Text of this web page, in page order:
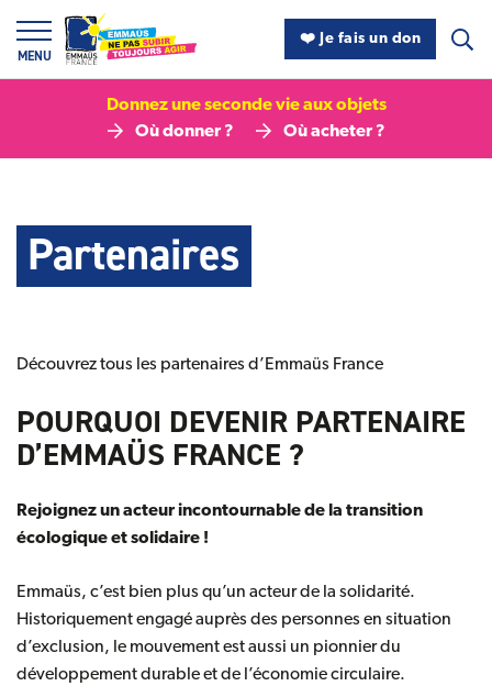
MENU
❤️ Je fais un don
Donnez une seconde vie aux objets
Où donner ?
Où acheter ?
Partenaires
Découvrez tous les partenaires d’Emmaüs France
POURQUOI DEVENIR PARTENAIRE
D’EMMAÜS FRANCE ?
Rejoignez un acteur incontournable de la transition
écologique et solidaire !
Emmaüs, c’est bien plus qu’un acteur de la solidarité.
Historiquement engagé auprès des personnes en situation
d’exclusion, le mouvement est aussi un pionnier du
développement durable et de l’économie circulaire.
Panneau de gestion des cookies